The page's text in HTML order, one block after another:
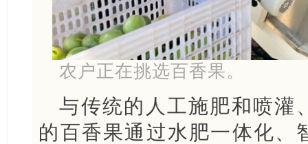
农户正在挑选百香果。
与传统的人工施肥和喷灌
的百香果通过水肥一体化、